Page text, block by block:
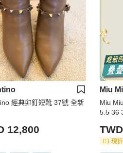
經典卯釘短靴 37號 全新
12,800
Miu
Miu
5.5 36
cm; 筒
現